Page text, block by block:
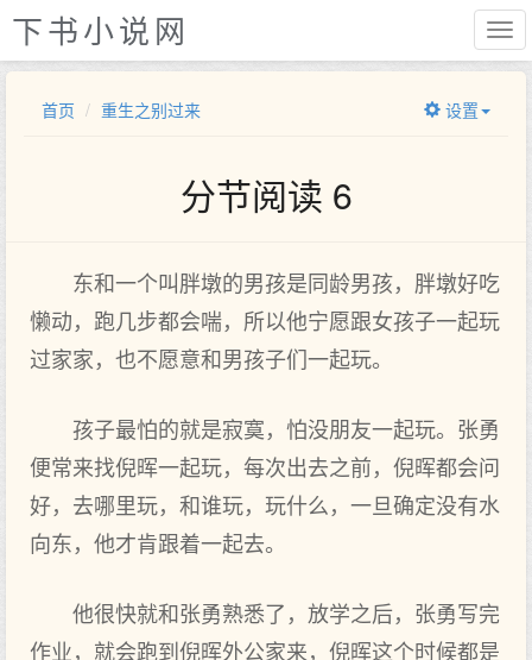
下书小说网
首页 重生之别过来 设置
分节阅读 6
东和一个叫胖墩的男孩是同龄男孩，胖墩好吃
懒动，跑几步都会喘，所以他宁愿跟女孩子一起玩
过家家，也不愿意和男孩子们一起玩。
孩子最怕的就是寂寞，怕没朋友一起玩。张勇
便常来找倪晖一起玩，每次出去之前，倪晖都会问
好，去哪里玩，和谁玩，玩什么，一旦确定没有水
向东，他才肯跟着一起去。
他很快就和张勇熟悉了，放学之后，张勇写完
作业，就会跑到倪晖外公家来，倪晖这个时候都是